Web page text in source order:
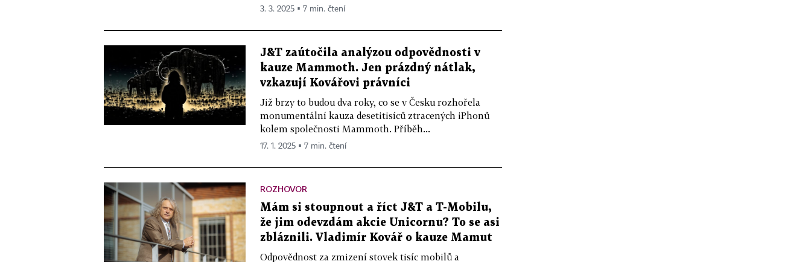
3. 3. 2025 ▪ 7 min. čtení
J&T zaútočila analýzou odpovědnosti v
kauze Mammoth. Jen prázdný nátlak,
vzkazují Kovářovi právníci
Již brzy to budou dva roky, co se v Česku rozhořela
monumentální kauza desetitisíců ztracených iPhonů
kolem společnosti Mammoth. Příběh...
17. 1. 2025 ▪ 7 min. čtení
ROZHOVOR
Mám si stoupnout a říct J&T a T-Mobilu,
že jim odevzdám akcie Unicornu? To se asi
zbláznili. Vladimír Kovář o kauze Mamut
Odpovědnost za zmizení stovek tisíc mobilů a